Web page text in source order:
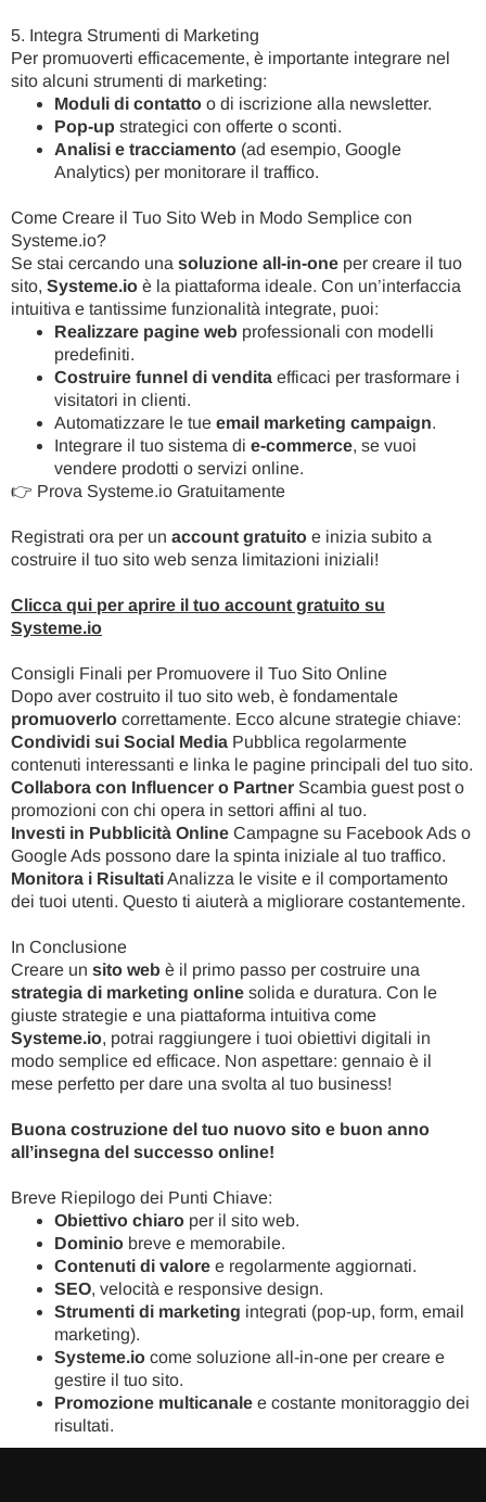
5. Integra Strumenti di Marketing
Per promuoverti efficacemente, è importante integrare nel
sito alcuni strumenti di marketing:
Moduli di contatto o di iscrizione alla newsletter.
Pop-up strategici con offerte o sconti.
Analisi e tracciamento (ad esempio, Google
Analytics) per monitorare il traffico.
Come Creare il Tuo Sito Web in Modo Semplice con
Systeme.io?
Se stai cercando una soluzione all-in-one per creare il tuo
sito, Systeme.io è la piattaforma ideale. Con un’interfaccia
intuitiva e tantissime funzionalità integrate, puoi:
Realizzare pagine web professionali con modelli
predefiniti.
Costruire funnel di vendita efficaci per trasformare i
visitatori in clienti.
Automatizzare le tue email marketing campaign.
Integrare il tuo sistema di e-commerce, se vuoi
vendere prodotti o servizi online.
👉 Prova Systeme.io Gratuitamente
Registrati ora per un account gratuito e inizia subito a
costruire il tuo sito web senza limitazioni iniziali!
Clicca qui per aprire il tuo account gratuito su
Systeme.io
Consigli Finali per Promuovere il Tuo Sito Online
Dopo aver costruito il tuo sito web, è fondamentale
promuoverlo correttamente. Ecco alcune strategie chiave:
Condividi sui Social Media Pubblica regolarmente
contenuti interessanti e linka le pagine principali del tuo sito.
Collabora con Influencer o Partner Scambia guest post o
promozioni con chi opera in settori affini al tuo.
Investi in Pubblicità Online Campagne su Facebook Ads o
Google Ads possono dare la spinta iniziale al tuo traffico.
Monitora i RisultatiAnalizza le visite e il comportamento
dei tuoi utenti. Questo ti aiuterà a migliorare costantemente.
In Conclusione
Creare un sito web è il primo passo per costruire una
strategia di marketing online solida e duratura. Con le
giuste strategie e una piattaforma intuitiva come
Systeme.io, potrai raggiungere i tuoi obiettivi digitali in
modo semplice ed efficace. Non aspettare: gennaio è il
mese perfetto per dare una svolta al tuo business!
Buona costruzione del tuo nuovo sito e buon anno
all’insegna del successo online!
Breve Riepilogo dei Punti Chiave:
Obiettivo chiaro per il sito web.
Dominio breve e memorabile.
Contenuti di valore e regolarmente aggiornati.
SEO, velocità e responsive design.
Strumenti di marketing integrati (pop-up, form, email
marketing).
Systeme.io come soluzione all-in-one per creare e
gestire il tuo sito.
Promozione multicanale e costante monitoraggio dei
risultati.